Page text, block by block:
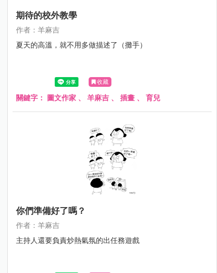
期待的校外教學
作者：羊麻吉
夏天的高溫，就不用多做描述了（攤手）
收藏
關鍵字： 圖文作家 、 羊麻吉 、 插畫 、 育兒
你們準備好了嗎？
作者：羊麻吉
主持人還要負責炒熱氣氛的出任務遊戲